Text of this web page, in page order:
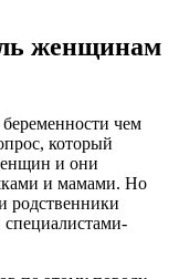
женщинам
чем
который
и они
и мамами. Но
родственники